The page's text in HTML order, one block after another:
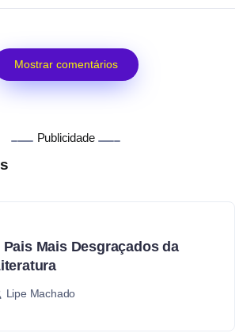
Mostrar comentários
Publicidade
Pais Mais Desgraçados da
Lipe Machado